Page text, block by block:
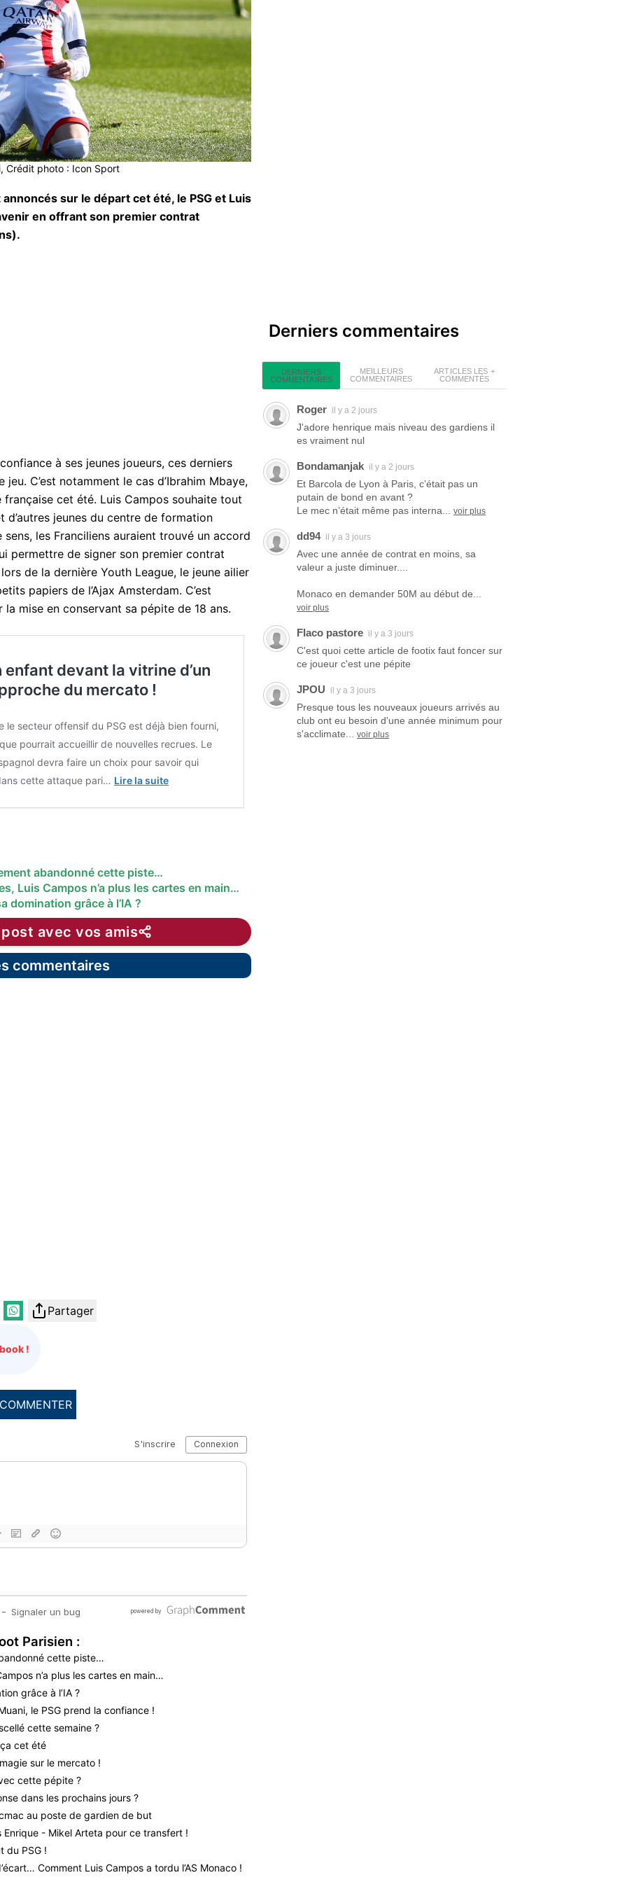
Crédit photo : Icon Sport
sur le départ cet été, le PSG et Luis
en offrant son premier contrat
à ses jeunes joueurs, ces derniers
C’est notamment le cas d’Ibrahim Mbaye,
cet été. Luis Campos souhaite tout
d’autres jeunes du centre de formation
les Franciliens auraient trouvé un accord
permettre de signer son premier contrat
de la dernière Youth League, le jeune ailier
papiers de l’Ajax Amsterdam. C’est
mise en conservant sa pépite de 18 ans.
enfant devant la vitrine d’un
du mercato !
le secteur offensif du PSG est déjà bien fourni,
pourrait accueillir de nouvelles recrues. Le
devra faire un choix pour savoir qui
cette attaque pari… Lire la suite
abandonné cette piste…
Luis Campos n’a plus les cartes en main…
domination grâce à l’IA ?
avec vos amis
commentaires
Partager
!
COMMENTER
Parisien :
cette piste…
n’a plus les cartes en main…
grâce à l’IA ?
le PSG prend la confiance !
cette semaine ?
cet été
sur le mercato !
cette pépite ?
dans les prochains jours ?
au poste de gardien de but
Enrique - Mikel Arteta pour ce transfert !
du PSG !
Comment Luis Campos a tordu l’AS Monaco !
Derniers commentaires
DERNIERS
COMMENTAIRES
MEILLEURS
COMMENTAIRES
ARTICLES LES +
COMMENTÉS
Roger il y a 2 jours
J'adore henrique mais niveau des gardiens il
es vraiment nul
Bondamanjak il y a 2 jours
Et Barcola de Lyon à Paris, c’était pas un
putain de bond en avant ?
Le mec n’était même pas interna...
voir plus
dd94 il y a 3 jours
Avec une année de contrat en moins, sa
valeur a juste diminuer....
Monaco en demander 50M au début de...
voir plus
Flaco pastore il y a 3 jours
C'est quoi cette article de footix faut foncer sur
ce joueur c'est une pépite
JPOU il y a 3 jours
Presque tous les nouveaux joueurs arrivés au
club ont eu besoin d'une année minimum pour
s'acclimate...
voir plus